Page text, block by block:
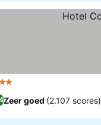
Zeer goed (2.107 scores)